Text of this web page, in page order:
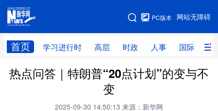
网站无障碍
PC版本
首页 学习进行时 高层 时政 人事 国际 财
网站地图
学习进行时 高层 时政 人事
热点问答｜特朗普“20点计划”的变与不
变
2025-09-30 14:50:13 来源：新华网